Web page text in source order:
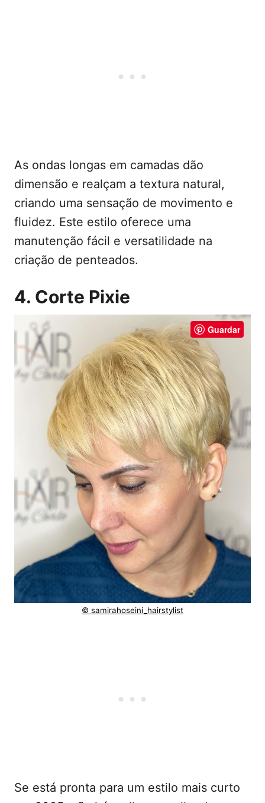
As ondas longas em camadas dão
dimensão e realçam a textura natural,
criando uma sensação de movimento e
fluidez. Este estilo oferece uma
manutenção fácil e versatilidade na
criação de penteados.
4. Corte Pixie
Guardar
© samirahoseini_hairstylist
Se está pronta para um estilo mais curto